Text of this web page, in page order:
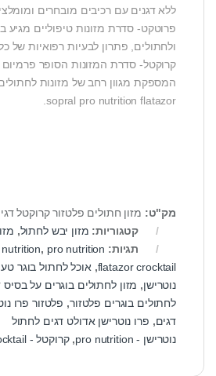
ללא דגנים עם רכיבים מובחרים
פרוטקט- סדרת מזונות טיפוליים מגיע
ולחתולים, פתרון לבעיות רפואיות של
קרוקטל- סדרת המזונות הסופר
המספקת מגוון רחב של מזונות
sopral pro nutrition flatazor.
מק"ט: מזון חתולים פלטזור קרוקטל דגים 12
קטגוריות: מזון יבש לחתול,
תגיות:
, pro nutrition
flatazor crocktail
,אוכל לחתול בוגר
נוטרישן, מזון לחתולים בוגרים על בסיס
לחתולים בוגרים פלטזור, פלטזור פרו
דגים, פרו נוטרישן אדולט דגים לחתול
נוטרישן - pro nutrition
,קרוקטל - crocktail